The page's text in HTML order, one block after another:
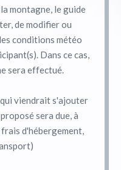
montagne, le guide
de modifier ou
conditions météo
Dans ce cas,
sera effectué.
viendrait s'ajouter
sera due, à
d'hébergement,